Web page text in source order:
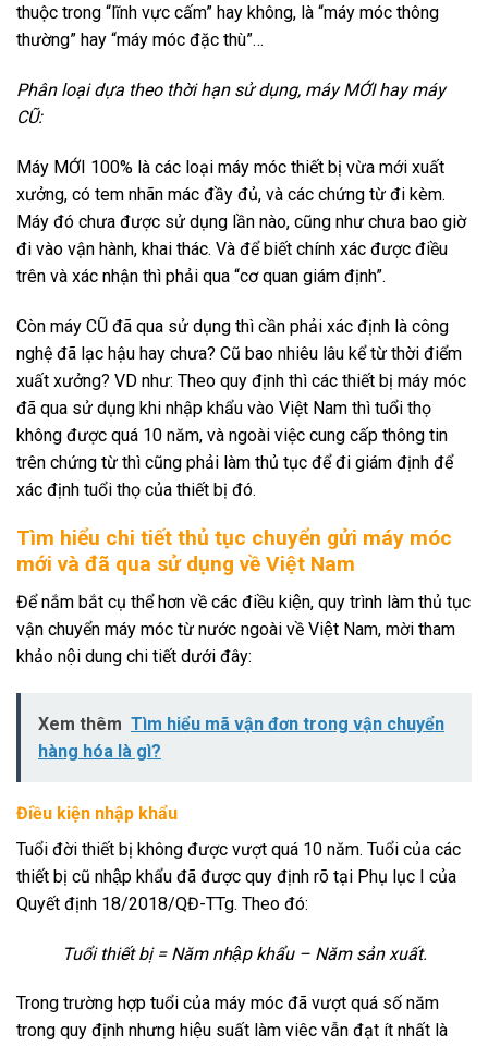
thuộc trong “lĩnh vực cấm” hay không, là “máy móc thông
thường” hay “máy móc đặc thù”…
Phân loại dựa theo thời hạn sử dụng, máy MỚI hay máy
CŨ:
Máy MỚI 100% là các loại máy móc thiết bị vừa mới xuất
xưởng, có tem nhãn mác đầy đủ, và các chứng từ đi kèm.
Máy đó chưa được sử dụng lần nào, cũng như chưa bao giờ
đi vào vận hành, khai thác. Và để biết chính xác được điều
trên và xác nhận thì phải qua “cơ quan giám định”.
Còn máy CŨ đã qua sử dụng thì cần phải xác định là công
nghệ đã lạc hậu hay chưa? Cũ bao nhiêu lâu kể từ thời điểm
xuất xưởng? VD như: Theo quy định thì các thiết bị máy móc
đã qua sử dụng khi nhập khẩu vào Việt Nam thì tuổi thọ
không được quá 10 năm, và ngoài việc cung cấp thông tin
trên chứng từ thì cũng phải làm thủ tục để đi giám định để
xác định tuổi thọ của thiết bị đó.
Tìm hiểu chi tiết thủ tục chuyển gửi máy móc
mới và đã qua sử dụng về Việt Nam
Để nắm bắt cụ thể hơn về các điều kiện, quy trình làm thủ tục
vận chuyển máy móc từ nước ngoài về Việt Nam, mời tham
khảo nội dung chi tiết dưới đây:
Xem thêm Tìm hiểu mã vận đơn trong vận chuyển
hàng hóa là gì?
Điều kiện nhập khẩu
Tuổi đời thiết bị không được vượt quá 10 năm. Tuổi của các
thiết bị cũ nhập khẩu đã được quy định rõ tại Phụ lục I của
Quyết định 18/2018/QĐ-TTg. Theo đó:
Tuổi thiết bị = Năm nhập khẩu – Năm sản xuất.
Trong trường hợp tuổi của máy móc đã vượt quá số năm
trong quy định nhưng hiệu suất làm viêc vẫn đạt ít nhất là